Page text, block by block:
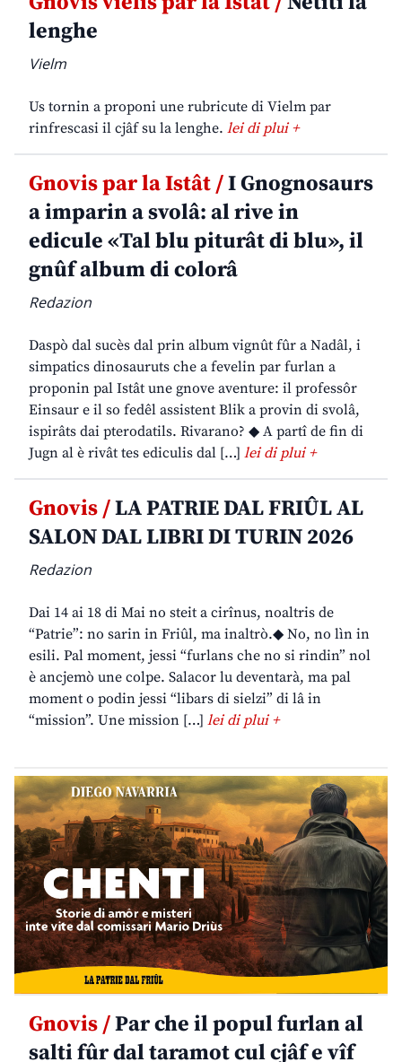
lenghe
Vielm
Us tornin a proponi une rubricute di Vielm par
rinfrescasi il cjâf su la lenghe. lei di plui +
Gnovis par la Istât /I Gnognosaurs
a imparin a svolâ: al rive in
edicule «Tal blu piturât di blu», il
gnûf album di colorâ
Redazion
Daspò dal sucès dal prin album vignût fûr a Nadâl, i
simpatics dinosauruts che a fevelin par furlan a
proponin pal Istât une gnove aventure: il professôr
Einsaur e il so fedêl assistent Blik a provin di svolâ,
ispirâts dai pterodatils. Rivarano? ◆ A partî de fin di
Jugn al è rivât tes ediculis dal […] lei di plui +
Gnovis /LA PATRIE DAL FRIÛL AL
SALON DAL LIBRI DI TURIN 2026
Redazion
Dai 14 ai 18 di Mai no steit a cirînus, noaltris de
“Patrie”: no sarin in Friûl, ma inaltrò.◆ No, no lìn in
esili. Pal moment, jessi “furlans che no si rindin” nol
è ancjemò une colpe. Salacor lu deventarà, ma pal
moment o podin jessi “libars di sielzi” di lâ in
“mission”. Une mission […] lei di plui +
Gnovis /Par che il popul furlan al
salti fûr dal taramot cul cjâf e vîf